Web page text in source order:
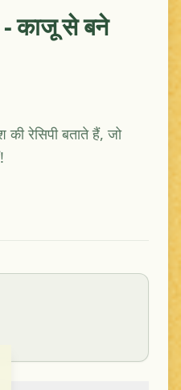
काजू से बने
रेसिपी बताते हैं, जो